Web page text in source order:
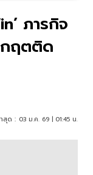
ภารกิจ
ฤตติด
สุด : 03 ม.ค. 69 | 01:45 น.